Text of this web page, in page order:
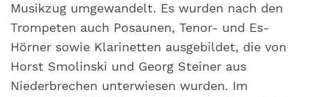
Musikzug umgewandelt. Es wurden nach den
Trompeten auch Posaunen, Tenor- und Es-
Hörner sowie Klarinetten ausgebildet, die von
Horst Smolinski und Georg Steiner aus
Niederbrechen unterwiesen wurden. Im